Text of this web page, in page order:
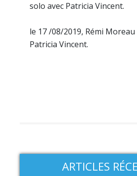
solo avec Patricia Vincent.
le 17 /08/2019, Rémi Moreau
Patricia Vincent.
ARTICLES